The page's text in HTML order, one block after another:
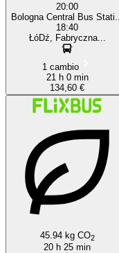
20:00
Bologna Central Bus Stati...
18:40
ŁóDź, Fabryczna...
1 cambio
21 h 0 min
134,60 €
45.94 kg CO2
20 h 25 min